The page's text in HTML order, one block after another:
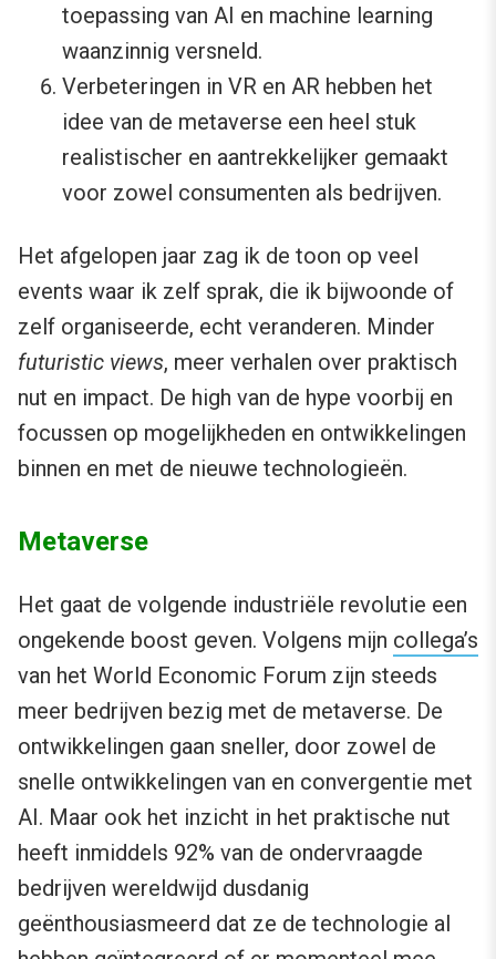
toepassing van AI en machine learning
waanzinnig versneld.
Verbeteringen in VR en AR hebben het
idee van de metaverse een heel stuk
realistischer en aantrekkelijker gemaakt
voor zowel consumenten als bedrijven.
Het afgelopen jaar zag ik de toon op veel
events waar ik zelf sprak, die ik bijwoonde of
zelf organiseerde, echt veranderen. Minder
futuristic views, meer verhalen over praktisch
nut en impact. De high van de hype voorbij en
focussen op mogelijkheden en ontwikkelingen
binnen en met de nieuwe technologieën.
Metaverse
Het gaat de volgende industriële revolutie een
ongekende boost geven. Volgens mijn collega’s
van het World Economic Forum zijn steeds
meer bedrijven bezig met de metaverse. De
ontwikkelingen gaan sneller, door zowel de
snelle ontwikkelingen van en convergentie met
AI. Maar ook het inzicht in het praktische nut
heeft inmiddels 92% van de ondervraagde
bedrijven wereldwijd dusdanig
geënthousiasmeerd dat ze de technologie al